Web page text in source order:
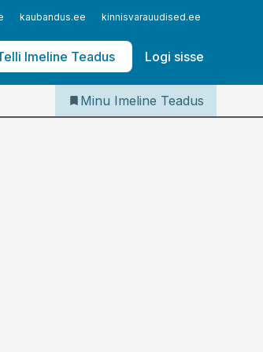
kaubandus.ee kinnisvarauudised.ee
Imeline Teadus Logi sisse
Iseteenindus
Telli Imeline Teadus
Minu Imeline Teadus